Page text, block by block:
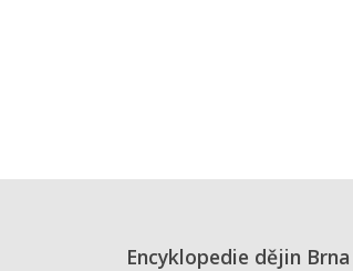
Encyklopedie dějin Brna